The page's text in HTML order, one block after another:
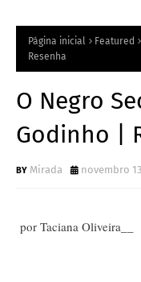
Página inicial Featured
Resenha
O Negro
Godinho |
Mirada novembro
por Taciana Oliveira__